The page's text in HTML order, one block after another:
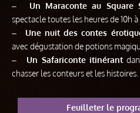
– Un Maraconte au Square
spectacle toutes les heures de 10h à
– Une nuit des contes
avec dégustation de potions
– Un Safariconte itinérant
chasser les conteurs et les histoires.
Feuilleter le